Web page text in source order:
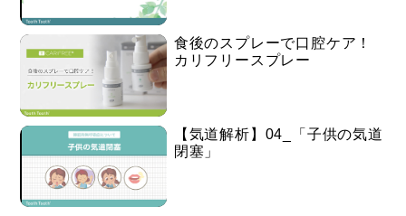
食後のスプレーで口腔ケア！
カリフリースプレー
【気道解析】04_「子供の気道
閉塞」